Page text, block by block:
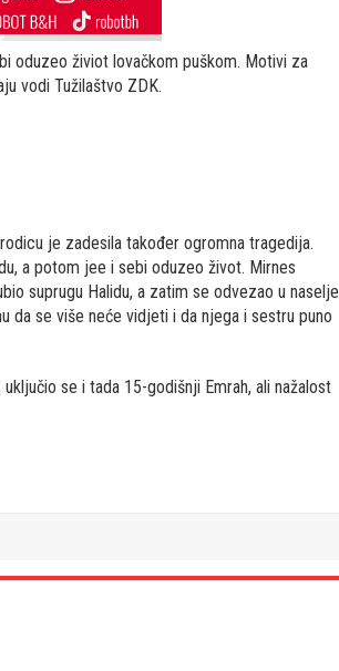
oduzeo živiot lovačkom puškom. Motivi za
vodi Tužilaštvo ZDK.
je zadesila također ogromna tragedija.
a potom jee i sebi oduzeo život. Mirnes
suprugu Halidu, a zatim se odvezao u naselje
da se više neće vidjeti i da njega i sestru puno
se i tada 15-godišnji Emrah, ali nažalost